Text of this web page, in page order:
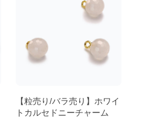
【粒売り/バラ売り】ホワイ
トカルセドニーチャーム